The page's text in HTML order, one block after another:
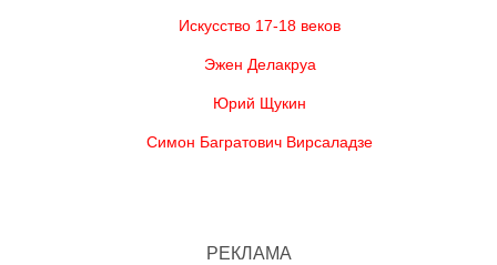
Искусство 17-18 веков
Эжен Делакруа
Юрий Щукин
Симон Багратович Вирсаладзе
РЕКЛАМА